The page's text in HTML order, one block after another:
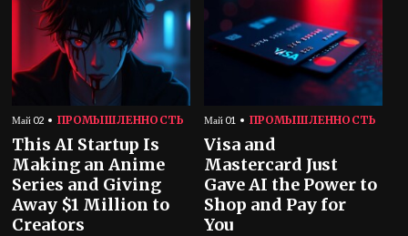
Май 02 ПРОМЫШЛЕННОСТЬ
This AI Startup Is
Making an Anime
Series and Giving
Away $1 Million to
Creators
Май 01 ПРОМЫШЛЕННОСТЬ
Visa and
Mastercard Just
Gave AI the Power to
Shop and Pay for
You